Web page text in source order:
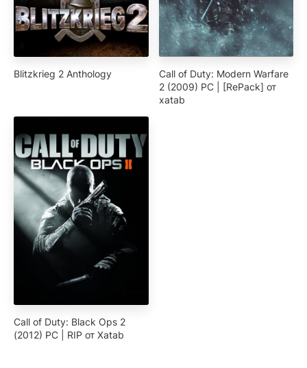
Blitzkrieg 2 Anthology
Call of Duty: Modern Warfare
2 (2009) PC | [RePack] от
xatab
Call of Duty: Black Ops 2
(2012) PC | RIP от Xatab